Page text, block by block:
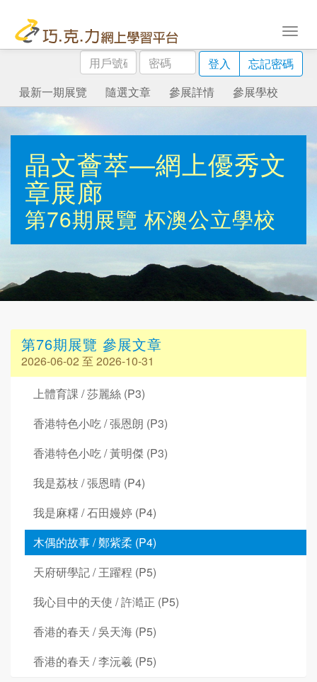
用
戶
號
碼
密
碼
登入
忘記密碼
最新一期展覽
隨選文章 參展詳情 參展學校
晶文薈萃—網上優秀文
章展廊
第76期展覽 杯澳公立學校
第76期展覽 參展文章
2026-06-02 至 2026-10-31
上體育課 / 莎麗絲 (P3)
香港特色小吃 / 張恩朗 (P3)
香港特色小吃 / 黃明傑 (P3)
我是荔枝 / 張恩晴 (P4)
我是麻糬 / 石田嫚婷 (P4)
木偶的故事 / 鄭紫柔 (P4)
天府研學記 / 王躍程 (P5)
我心目中的天使 / 許澔正 (P5)
香港的春天 / 吳天海 (P5)
香港的春天 / 李沅羲 (P5)